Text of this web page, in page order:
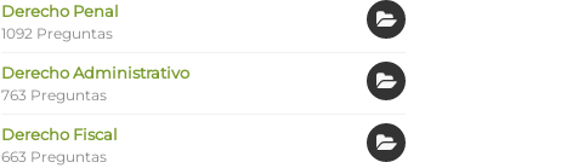
Derecho Penal
1092 Preguntas
Derecho Administrativo
763 Preguntas
Derecho Fiscal
663 Preguntas